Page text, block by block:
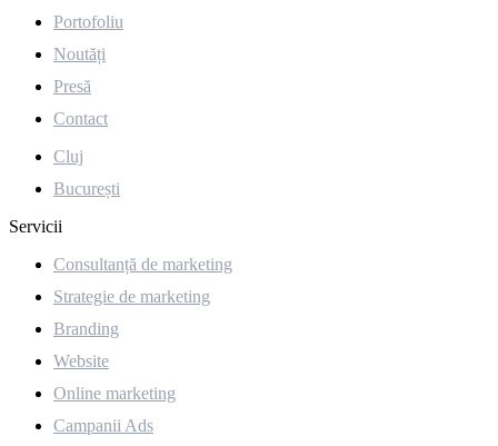
Portofoliu
Noutăți
Presă
Contact
Cluj
București
Servicii
Consultanță de marketing
Strategie de marketing
Branding
Website
Online marketing
Campanii Ads